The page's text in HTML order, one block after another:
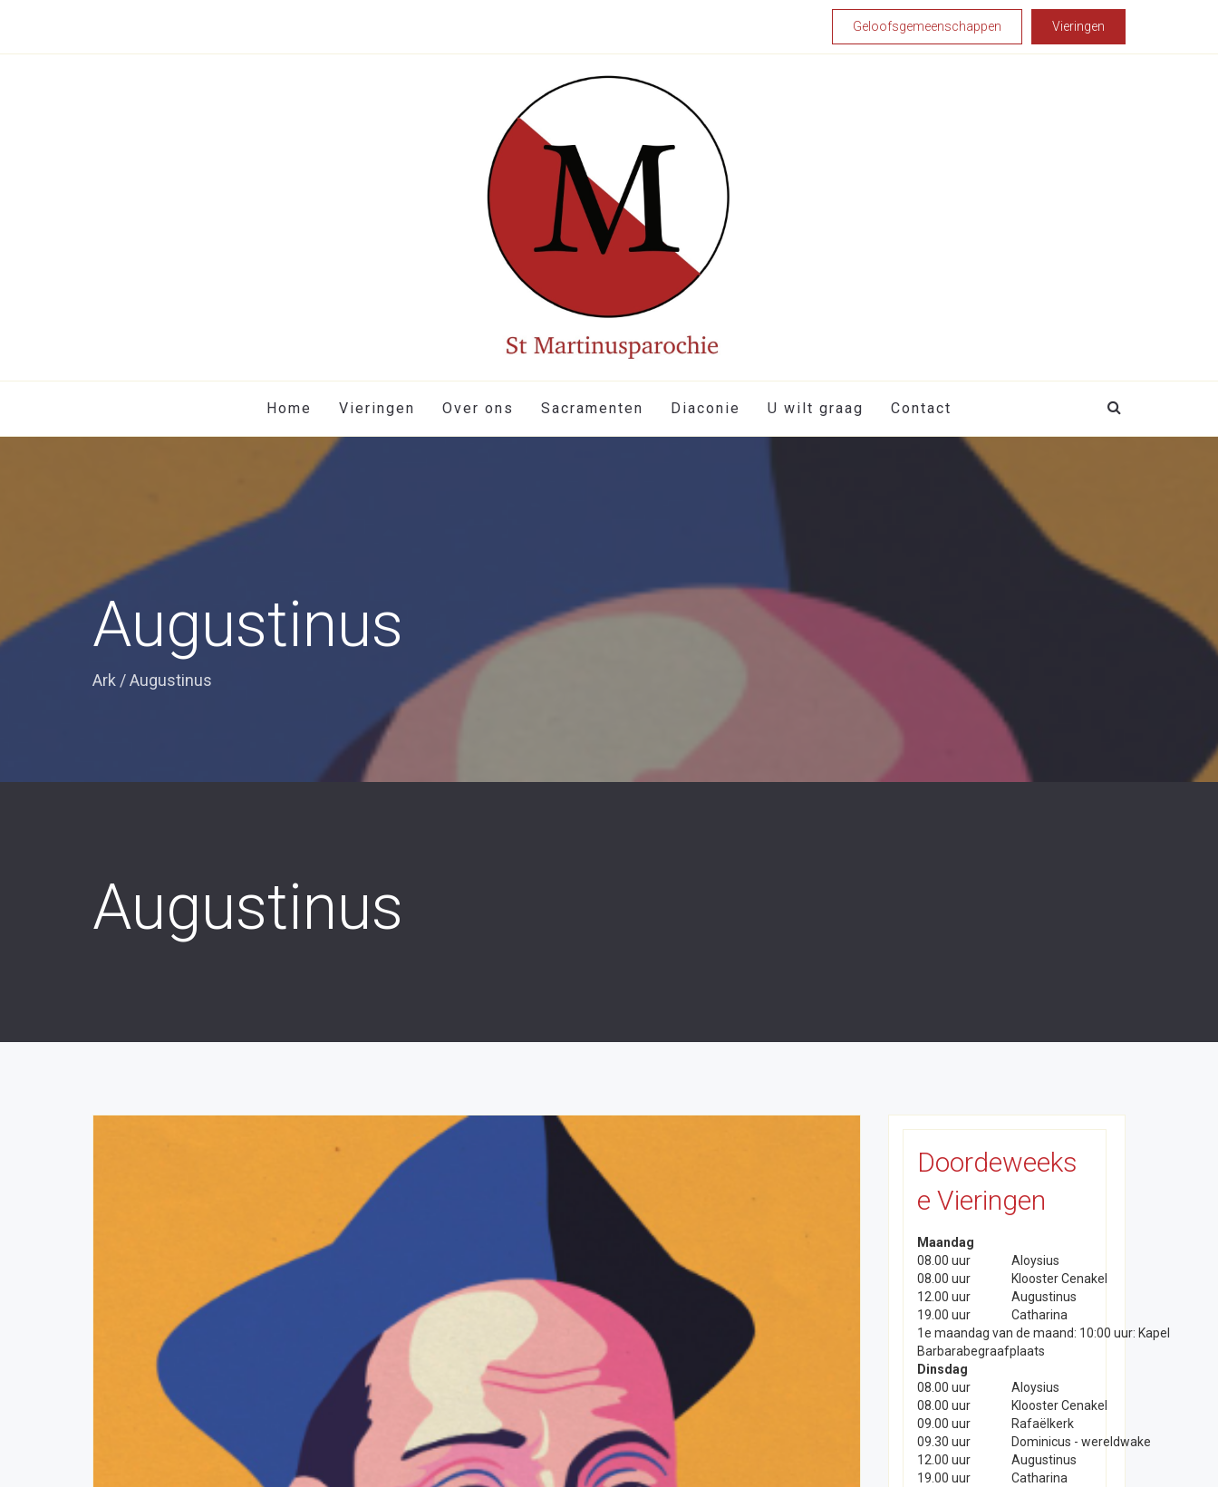
Geloofsgemeenschappen Vieringen
Home Vieringen Over ons Sacramenten Diaconie U wilt graag Contact
Augustinus
Ark /Augustinus
Augustinus
Doordeweeks
e Vieringen
Maandag
08.00 uur
Aloysius
08.00 uur
Klooster Cenakel
12.00 uur
Augustinus
19.00 uur
Catharina
1e maandag van de maand: 10:00 uur: Kapel
Barbarabegraafplaats
Dinsdag
08.00 uur
Aloysius
08.00 uur
Klooster Cenakel
09.00 uur
Rafaëlkerk
09.30 uur
Dominicus - wereldwake
12.00 uur
Augustinus
19.00 uur
Catharina